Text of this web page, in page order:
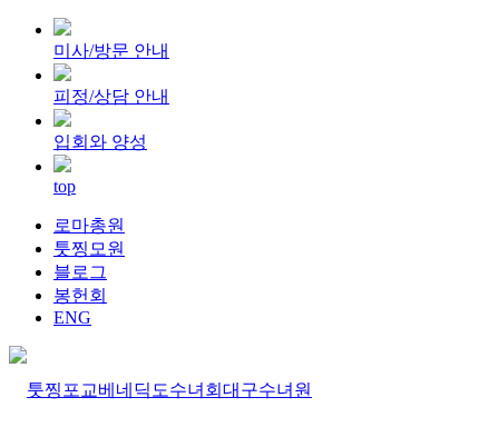
미사/방문 안내
피정/상담 안내
입회와 양성
top
로마총원
툿찡모원
블로그
봉헌회
ENG